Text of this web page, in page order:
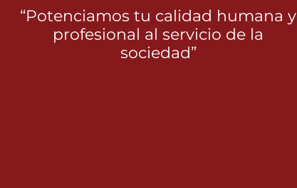
“Potenciamos tu calidad humana y
profesional al servicio de la
sociedad”